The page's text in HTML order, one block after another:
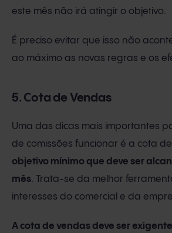
este mês não irá atingir o objetivo.
É preciso evitar que isso não
ao máximo as novas regras e os
5. Cota de Vendas
Uma das dicas mais importantes
de comissões funcionar é a cota
objetivo mínimo que deve ser
mês. Trata-se da melhor
interesses do comercial e da
A cota de vendas deve ser